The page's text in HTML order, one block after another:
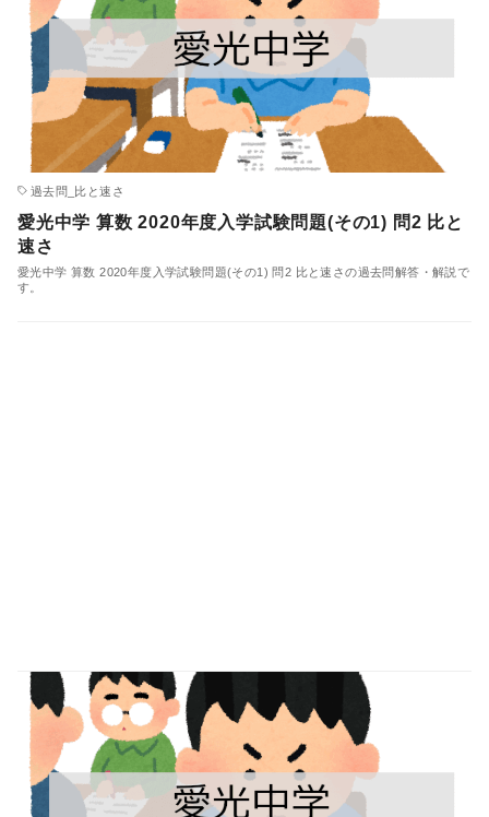
過去問_比と速さ
愛光中学 算数 2020年度入学試験問題(その1) 問2 比と
速さ
愛光中学 算数 2020年度入学試験問題(その1) 問2 比と速さの過去問解答・解説で
す。